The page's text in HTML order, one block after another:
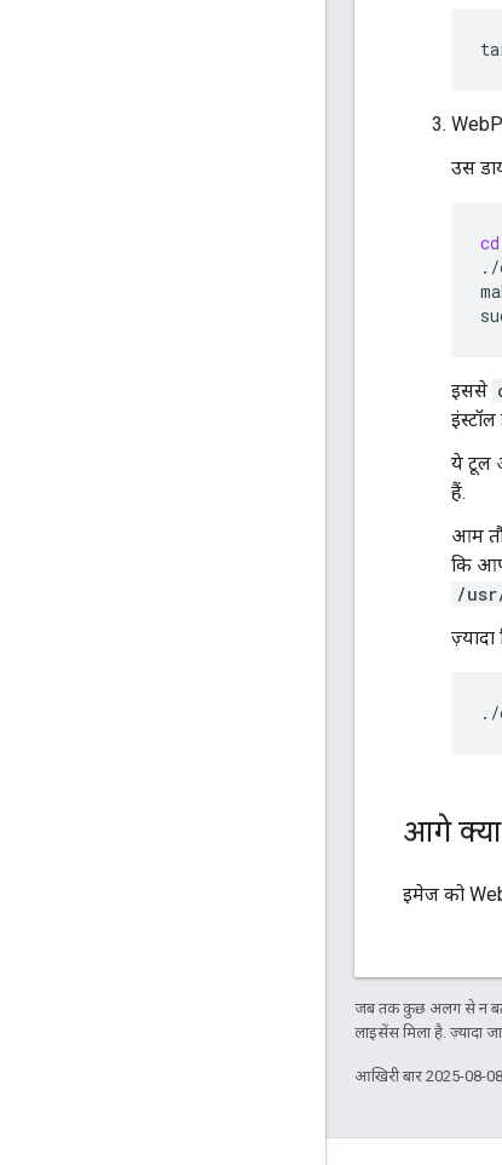
उस
cd
./
इससे
इंस्टॉल
ये टूल
हैं.
आम
कि
/
./
आगे
इमेज को
जब तक कुछ अलग से न
लाइसेंस मिला है. ज़्यादा
आखिरी बार 2025-08-